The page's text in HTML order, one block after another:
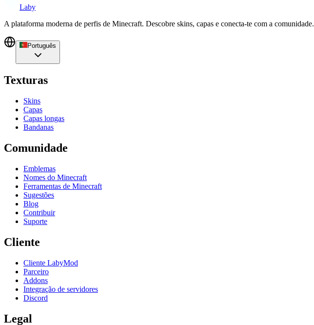
Laby
A plataforma moderna de perfis de Minecraft. Descobre skins, capas e conecta-te com a comunidade.
Português
Texturas
Skins
Capas
Capas longas
Bandanas
Comunidade
Emblemas
Nomes do Minecraft
Ferramentas de Minecraft
Sugestões
Blog
Contribuir
Suporte
Cliente
Cliente LabyMod
Parceiro
Addons
Integração de servidores
Discord
Legal